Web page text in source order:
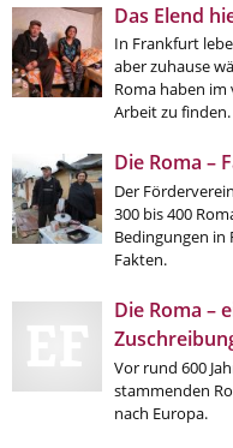
Kultur
Lebenslagen
Menschen
Stadtkirche
Oktober 2017
Download
Das Elend
In Frankfurt
aber zuhause
Roma haben
Arbeit zu finden.
Die Roma –
Der
300 bis 400
Bedingungen
Fakten.
Die Roma –
Vor rund 600
stammenden
nach Europa.